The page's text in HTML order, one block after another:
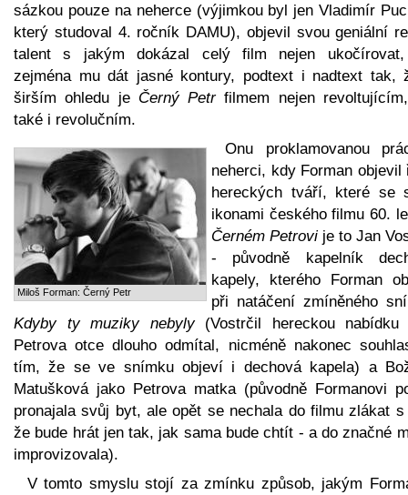
sázkou pouze na neherce (výjimkou byl jen Vladimír
který studoval 4. ročník DAMU), objevil svou geniální
talent s jakým dokázal celý film nejen
zejména mu dát jasné kontury, podtext i nadtext tak,
širším ohledu je Černý Petrfilmem nejen
také i revolučním.
Miloš Forman: Černý Petr
Onu proklamovanou
neherci, kdy Forman objevil
hereckých tváří, které se
ikonami českého filmu 60.
Černém Petrovi je to Jan
- původně kapelník
kapely, kterého Forman
při natáčení zmíněného
Kdyby ty muziky nebyly(Vostrčil hereckou nabídku
Petrova otce dlouho odmítal, nicméně nakonec
tím, že se ve snímku objeví i dechová kapela) a
Matušková jako Petrova matka (původně Formanovi
pronajala svůj byt, ale opět se nechala do filmu zlákat
že bude hrát jen tak, jak sama bude chtít - a do značné
improvizovala).
V tomto smyslu stojí za zmínku způsob, jakým